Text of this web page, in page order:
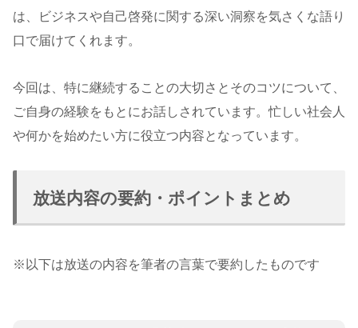
は、ビジネスや自己啓発に関する深い洞察を気さくな語り
口で届けてくれます。
今回は、特に継続することの大切さとそのコツについて、
ご自身の経験をもとにお話しされています。忙しい社会人
や何かを始めたい方に役立つ内容となっています。
放送内容の要約・ポイントまとめ
※以下は放送の内容を筆者の言葉で要約したものです